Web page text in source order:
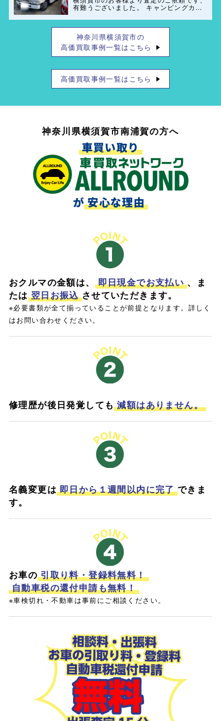
有難うございました。 キャンピングカー
すのでお気軽にご連絡お待ちしておりま
す。
神奈川県横須賀市の
高価買取事例一覧はこちら
高価買取事例一覧はこちら
神奈川県横須賀市南浦賀の方へ
車買い取り
が安心な理由
おクルマの金額は、 即日現金でお支払い 、ま
たは 翌日お振込 させていただきます。
※必要書類が全て揃っていることが前提となります。詳しく
はお問い合わせください。
修理歴が後日発覚しても 減額はありません。
名義変更は 即日から１週間以内に完了 できま
す。
お車の 引取り料・登録料無料！
自動車税の還付申請も無料！
※車検切れ・不動車は事前にご相談ください。